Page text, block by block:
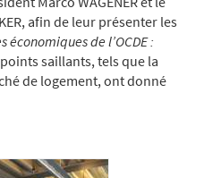
afin de leur présenter les
économiques de l’OCDE :
saillants, tels que la
de logement, ont donné